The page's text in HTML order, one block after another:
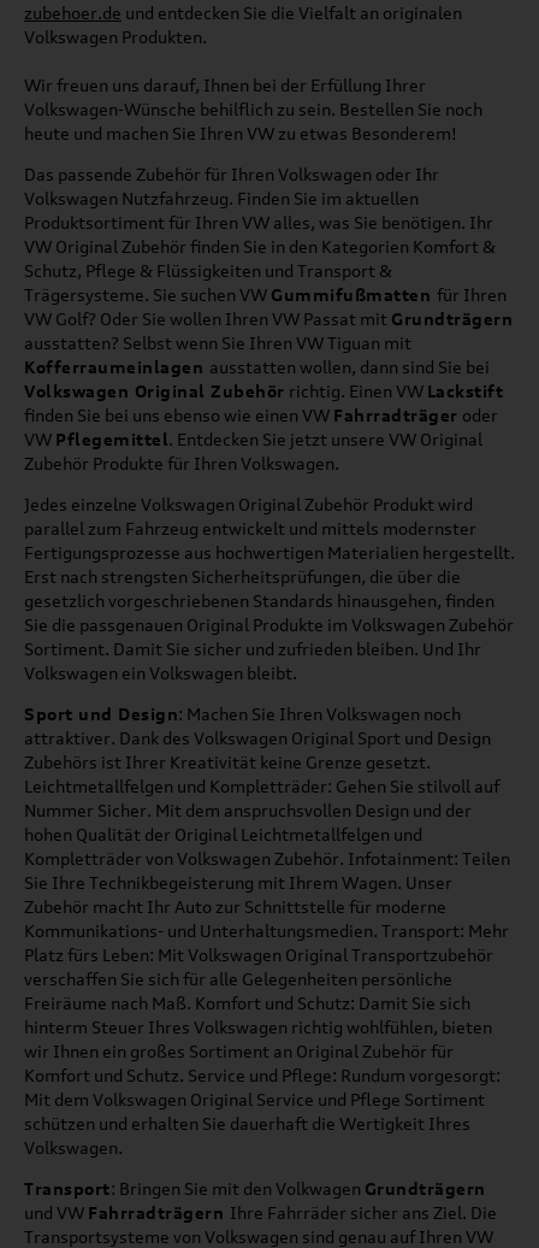
zubehoer.de und entdecken Sie die Vielfalt an originalen
Volkswagen Produkten.
Wir freuen uns darauf, Ihnen bei der Erfüllung Ihrer
Volkswagen-Wünsche behilflich zu sein. Bestellen Sie noch
heute und machen Sie Ihren VW zu etwas Besonderem!
Das passende Zubehör für Ihren Volkswagen oder Ihr
Volkswagen Nutzfahrzeug. Finden Sie im aktuellen
Produktsortiment für Ihren VW alles, was Sie benötigen. Ihr
VW Original Zubehör finden Sie in den Kategorien Komfort &
Schutz, Pflege & Flüssigkeiten und Transport &
Trägersysteme. Sie suchen VW Gummifußmatten für Ihren
VW Golf? Oder Sie wollen Ihren VW Passat mit Grundträgern
ausstatten? Selbst wenn Sie Ihren VW Tiguan mit
Kofferraumeinlagen ausstatten wollen, dann sind Sie bei
Volkswagen Original Zubehör richtig. Einen VW Lackstift
finden Sie bei uns ebenso wie einen VW Fahrradträger oder
VW Pflegemittel. Entdecken Sie jetzt unsere VW Original
Zubehör Produkte für Ihren Volkswagen.
Jedes einzelne Volkswagen Original Zubehör Produkt wird
parallel zum Fahrzeug entwickelt und mittels modernster
Fertigungsprozesse aus hochwertigen Materialien hergestellt.
Erst nach strengsten Sicherheitsprüfungen, die über die
gesetzlich vorgeschriebenen Standards hinausgehen, finden
Sie die passgenauen Original Produkte im Volkswagen Zubehör
Sortiment. Damit Sie sicher und zufrieden bleiben. Und Ihr
Volkswagen ein Volkswagen bleibt.
Sport und Design: Machen Sie Ihren Volkswagen noch
attraktiver. Dank des Volkswagen Original Sport und Design
Zubehörs ist Ihrer Kreativität keine Grenze gesetzt.
Leichtmetallfelgen und Kompletträder: Gehen Sie stilvoll auf
Nummer Sicher. Mit dem anspruchsvollen Design und der
hohen Qualität der Original Leichtmetallfelgen und
Kompletträder von Volkswagen Zubehör. Infotainment: Teilen
Sie Ihre Technikbegeisterung mit Ihrem Wagen. Unser
Zubehör macht Ihr Auto zur Schnittstelle für moderne
Kommunikations- und Unterhaltungsmedien. Transport: Mehr
Platz fürs Leben: Mit Volkswagen Original Transportzubehör
verschaffen Sie sich für alle Gelegenheiten persönliche
Freiräume nach Maß. Komfort und Schutz: Damit Sie sich
hinterm Steuer Ihres Volkswagen richtig wohlfühlen, bieten
wir Ihnen ein großes Sortiment an Original Zubehör für
Komfort und Schutz. Service und Pflege: Rundum vorgesorgt:
Mit dem Volkswagen Original Service und Pflege Sortiment
schützen und erhalten Sie dauerhaft die Wertigkeit Ihres
Volkswagen.
Transport: Bringen Sie mit den Volkwagen Grundträgern
und VW Fahrradträgern Ihre Fahrräder sicher ans Ziel. Die
Transportsysteme von Volkswagen sind genau auf Ihren VW